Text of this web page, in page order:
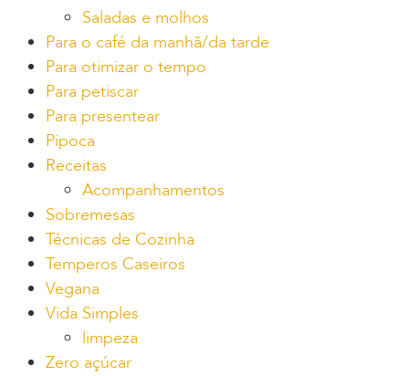
Saladas e molhos
Para o café da manhã/da tarde
Para otimizar o tempo
Para petiscar
Para presentear
Pipoca
Receitas
Acompanhamentos
Sobremesas
Técnicas de Cozinha
Temperos Caseiros
Vegana
Vida Simples
limpeza
Zero açúcar